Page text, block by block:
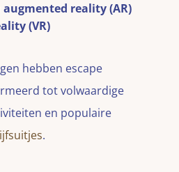
reality (AR)
(VR)
hebben escape
tot volwaardige
en populaire
.